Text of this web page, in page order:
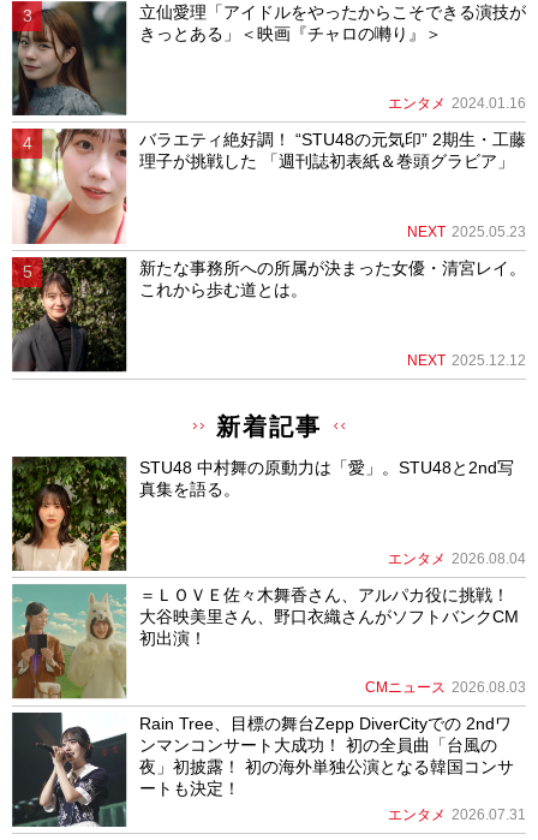
立仙愛理「アイドルをやったからこそできる演技が
きっとある」＜映画『チャロの囀り』＞
エンタメ 2024.01.16
バラエティ絶好調！ “STU48の元気印” 2期生・工藤
理子が挑戦した 「週刊誌初表紙＆巻頭グラビア」
NEXT 2025.05.23
新たな事務所への所属が決まった女優・清宮レイ。
これから歩む道とは。
NEXT 2025.12.12
新着記事
STU48 中村舞の原動力は「愛」。STU48と2nd写
真集を語る。
エンタメ 2026.08.04
＝ＬＯＶＥ佐々木舞香さん、アルパカ役に挑戦！
大谷映美里さん、野口衣織さんがソフトバンクCM
初出演！
CMニュース 2026.08.03
Rain Tree、目標の舞台Zepp DiverCityでの 2ndワ
ンマンコンサート大成功！ 初の全員曲「台風の
夜」初披露！ 初の海外単独公演となる韓国コンサ
ートも決定！
エンタメ 2026.07.31